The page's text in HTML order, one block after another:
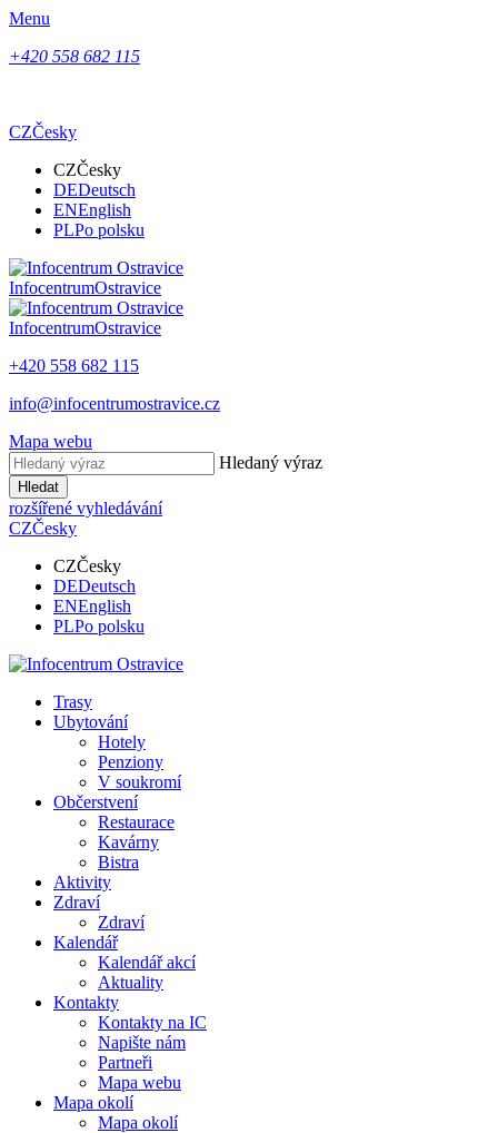
Menu
+420 558 682 115
CZČesky
CZČesky
DEDeutsch
ENEnglish
PLPo polsku
InfocentrumOstravice
InfocentrumOstravice
+420 558 682 115
info@infocentrumostravice.cz
Mapa webu
Hledaný výraz
Hledat
rozšířené vyhledávání
CZČesky
CZČesky
DEDeutsch
ENEnglish
PLPo polsku
Trasy
Ubytování
Hotely
Penziony
V soukromí
Občerstvení
Restaurace
Kavárny
Bistra
Aktivity
Zdraví
Zdraví
Kalendář
Kalendář akcí
Aktuality
Kontakty
Kontakty na IC
Napište nám
Partneři
Mapa webu
Mapa okolí
Mapa okolí